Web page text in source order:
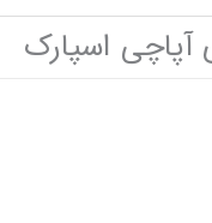
آپاچی اسپارک